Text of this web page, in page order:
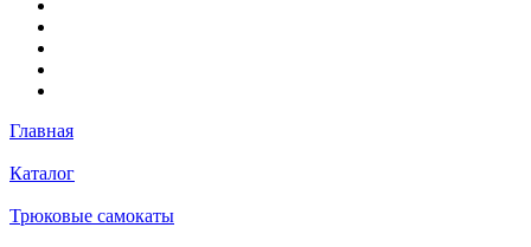
Главная
Каталог
Трюковые самокаты